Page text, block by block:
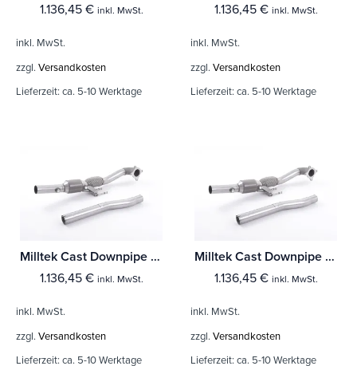
1.136,45 € inkl. MwSt.
inkl. MwSt.
zzgl. Versandkosten
Lieferzeit: ca. 5-10 Werktage
1.136,45 € inkl. MwSt.
inkl. MwSt.
zzgl. Versandkosten
Lieferzeit: ca. 5-10 Werktage
Milltek Cast Downpipe with HJS High Flow Sports Cat Skoda Octavia vRS 2.0 TSI
1.136,45 € inkl. MwSt.
inkl. MwSt.
zzgl. Versandkosten
Lieferzeit: ca. 5-10 Werktage
Milltek Cast Downpipe with HJS High Flow Sports Cat Seat Leon FR 2.0 T FSI 200-211PS
1.136,45 € inkl. MwSt.
inkl. MwSt.
zzgl. Versandkosten
Lieferzeit: ca. 5-10 Werktage